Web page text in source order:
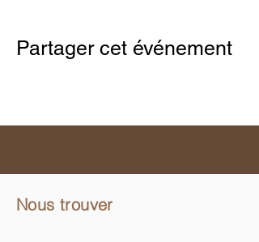
Partager cet événement
Nous trouver